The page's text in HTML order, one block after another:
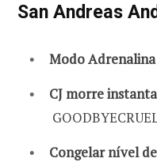
San Andreas
Modo
CJ morre
Congelar nível